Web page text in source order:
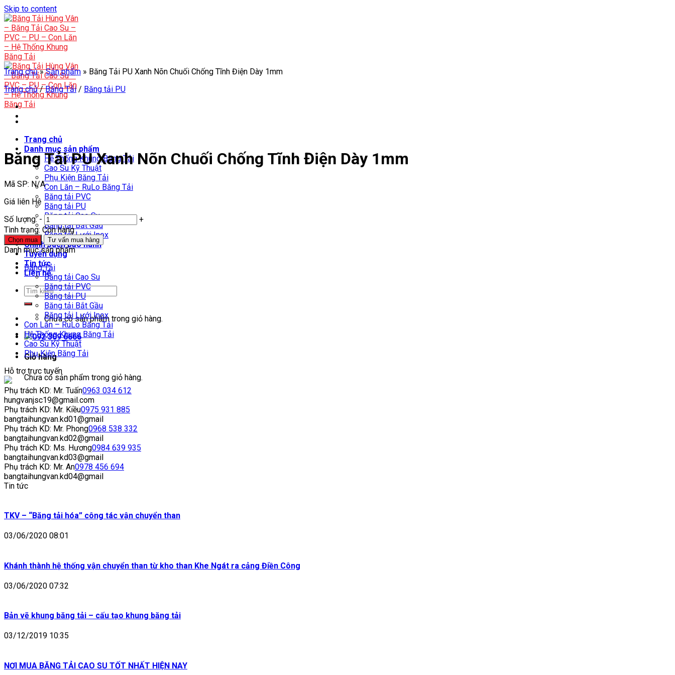
Skip to content
Trang chủ
Danh mục sản phẩm
Hệ Thống Khung Băng Tải
Cao Su Kỹ Thuật
Phụ Kiện Băng Tải
Con Lăn – RuLo Băng Tải
Băng tải PVC
Băng tải PU
Băng tải Cao Su
Băng tải Bắt Gầu
Băng tải Lưới Inox
Chính sách bảo hành
Tuyển dụng
Tin tức
Liên hệ
Chưa có sản phẩm trong giỏ hàng.
092 309 6666
Giỏ hàng
Chưa có sản phẩm trong giỏ hàng.
Trang chủ»Sản phẩm » Băng Tải PU Xanh Nõn Chuối Chống Tĩnh Điện Dày 1mm
Trang chủ / Băng Tải / Băng tải PU
Băng Tải PU Xanh Nõn Chuối Chống Tĩnh Điện Dày 1mm
Mã SP: N/A
Giá liên Hệ
Số lượng: -
+
Tình trạng: Còn hàng
Chọn mua Tư vấn mua hàng
Danh mục sản phẩm
Băng Tải
Băng tải Cao Su
Băng tải PVC
Băng tải PU
Băng tải Bắt Gầu
Băng tải Lưới Inox
Con Lăn – RuLo Băng Tải
Hệ Thống Khung Băng Tải
Cao Su Kỹ Thuật
Phụ Kiện Băng Tải
Hỗ trợ trực tuyến
Phụ trách KD: Mr. Tuấn0963 034 612
hungvanjsc19@gmail.com
Phụ trách KD: Mr. Kiều0975 931 885
bangtaihungvan.kd01@gmail
Phụ trách KD: Mr. Phong0968 538 332
bangtaihungvan.kd02@gmail
Phụ trách KD: Ms. Hương0984 639 935
bangtaihungvan.kd03@gmail
Phụ trách KD: Mr. An0978 456 694
bangtaihungvan.kd04@gmail
Tin tức
TKV – “Băng tải hóa” công tác vận chuyển than
03/06/2020 08:01
Khánh thành hệ thống vận chuyển than từ kho than Khe Ngát ra cảng Điền Công
03/06/2020 07:32
Bản vẽ khung băng tải – cấu tạo khung băng tải
03/12/2019 10:35
NƠI MUA BĂNG TẢI CAO SU TỐT NHẤT HIỆN NAY